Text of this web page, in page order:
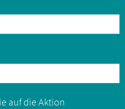
auf die Aktion